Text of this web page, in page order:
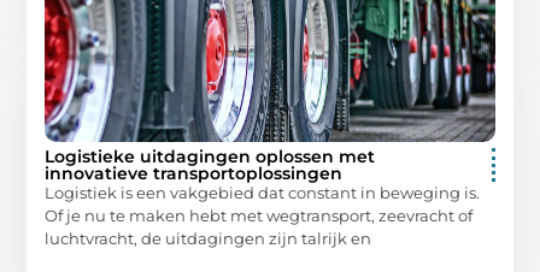
Logistieke uitdagingen oplossen met
innovatieve transportoplossingen
Logistiek is een vakgebied dat constant in beweging is.
Of je nu te maken hebt met wegtransport, zeevracht of
luchtvracht, de uitdagingen zijn talrijk en